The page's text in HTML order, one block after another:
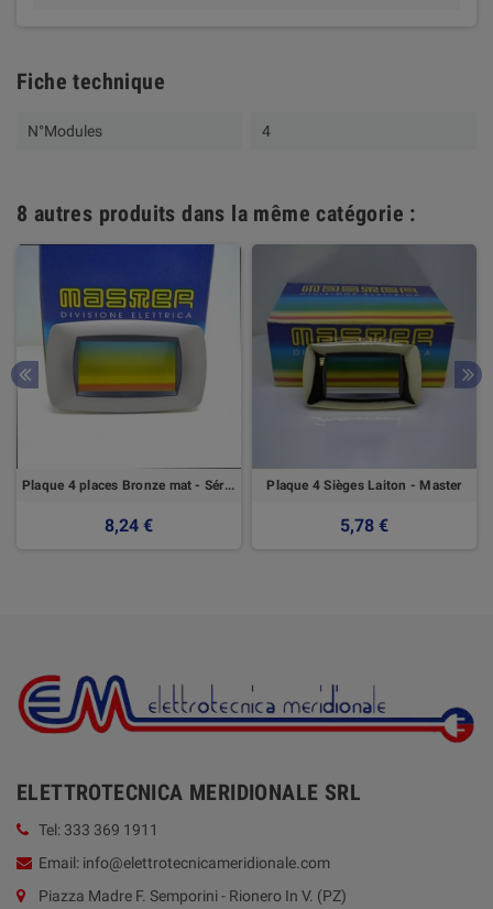
Fiche technique
N°Modules 4
8 autres produits dans la même catégorie :
Plaque 4 places Bronze mat - Série Modo - Master
8,24 €
Plaque 4 Sièges Laiton - Master
5,78 €
ELETTROTECNICA MERIDIONALE SRL
Tel: 333 369 1911
Email: info@elettrotecnicameridionale.com
Piazza Madre F. Semporini - Rionero In V. (PZ)